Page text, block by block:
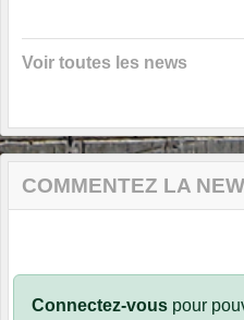
Voir toutes les news
COMMENTEZ LA
Connectez-vous pour